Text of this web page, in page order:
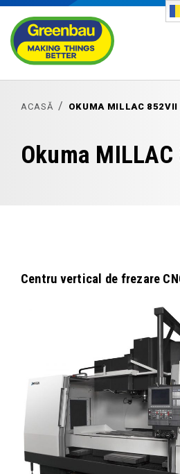
ACASĂ OKUMA MILLAC 852VII
Okuma
Centru vertical de frezare